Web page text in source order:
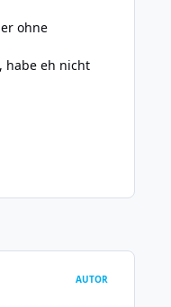
ohne
habe eh nicht
AUTOR